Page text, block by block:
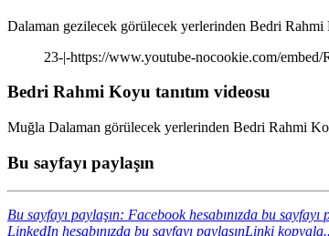
Dalaman gezilecek görülecek yerlerinden Bedri
23-|-https://www.youtube-nocookie.com/
Bedri Rahmi Koyu tanıtım videosu
Muğla Dalaman görülecek yerlerinden Bedri Rahmi
Bu sayfayı paylaşın
Bu sayfayı paylaşın: Facebook hesabınızda bu sayfayı
LinkedIn hesabınızda bu sayfayı paylaşınLinki